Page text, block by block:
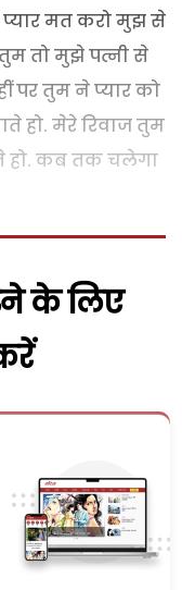
मत करो मुझ से
तो मुझे पत्नी से
पर तुम ने प्यार को
हो. मेरे रिवाज तुम
हो. कब तक चलेगा
के लिए